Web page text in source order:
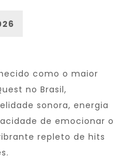
como o maior
no Brasil,
sonora, energia
de emocionar o
repleto de hits